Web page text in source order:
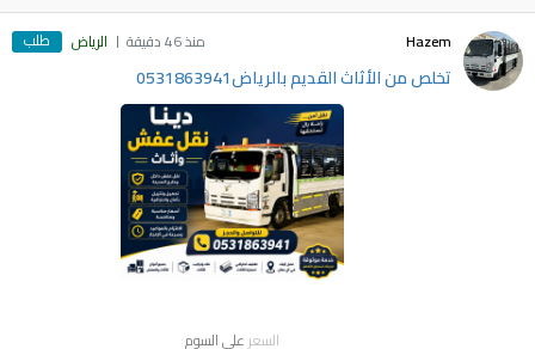
Hazem منذ 46 دقيقة الرياض طلب
تخلص من الأثاث القديم بالرياض0531863941
السعر على السوم